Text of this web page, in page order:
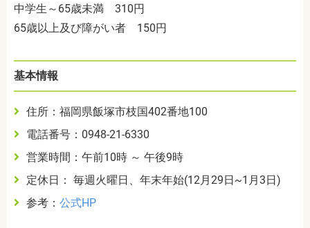
中学生～65歳未満 310円
65歳以上及び障がい者 150円
基本情報
住所：福岡県飯塚市枝国402番地100
電話番号：0948-21-6330
営業時間：午前10時 ～ 午後9時
定休日： 毎週火曜日、年末年始(12月29日~1月3日)
参考： 公式HP